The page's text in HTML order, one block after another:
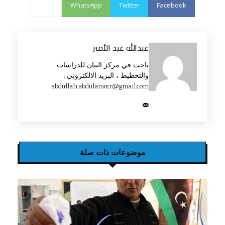
Facebook
Twitter
WhatsApp
عبدالله عبد الأمير
باحث في مركز البيان للدراسات
والتخطيط ، البريد الالكتروني :
abdullah.abdulameer@gmail.com
موضوعات ذات صلة